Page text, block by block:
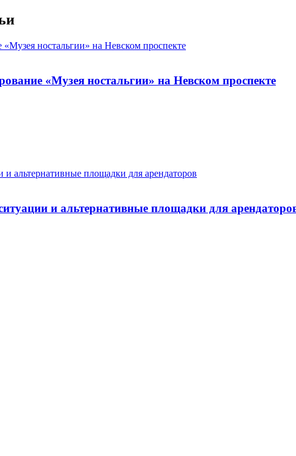
«Музея ностальгии» на Невском проспекте
и альтернативные площадки для